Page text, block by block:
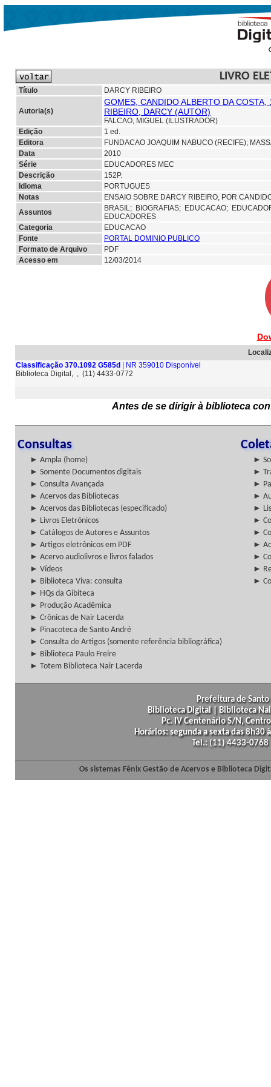
LIVRO
Título DARCY RIBEIRO
Autoria(s)
GOMES, CANDIDO ALBERTO DA COSTA,
RIBEIRO, DARCY (AUTOR)
FALCAO, MIGUEL (ILUSTRADOR)
Edição
1 ed.
Editora
FUNDACAO JOAQUIM NABUCO (RECIFE);
Data
2010
Série
EDUCADORES MEC
Descrição
152P.
Idioma
PORTUGUES
Notas
ENSAIO SOBRE DARCY RIBEIRO, POR
Assuntos
BRASIL; BIOGRAFIAS; EDUCACAO;
EDUCADORES
Categoria
EDUCACAO
Fonte
PORTAL DOMINIO PUBLICO
Formato de Arquivo
PDF
Acesso em
12/03/2014
Classificação 370.1092 G585d
| NR 359010 Disponível
Biblioteca Digital, , (11) 4433-0772
Antes de se dirigir à biblioteca
Consultas
► Ampla (home)
►
► Somente Documentos digitais
►
► Consulta Avançada
►
► Acervos das Bibliotecas
►
► Acervos das Bibliotecas (especificado)
►
► Livros Eletrônicos
►
► Catálogos de Autores e Assuntos
►
► Artigos eletrônicos em PDF
►
► Acervo audiolivros e livros falados
►
► Vídeos
►
► Biblioteca Viva: consulta
►
► HQs da Gibiteca
► Produção Acadêmica
► Crônicas de Nair Lacerda
► Pinacoteca de Santo André
► Consulta de Artigos (somente referência bibliográfica)
► Biblioteca Paulo Freire
► Totem Biblioteca Nair Lacerda
Prefeitura de
Biblioteca Digital | Biblioteca
Pc. IV Centenário S/N,
Horários: segunda a sexta das
Tel.: (11) 4433-
Os sistemas Fênix Gestão de Acervos e Biblioteca